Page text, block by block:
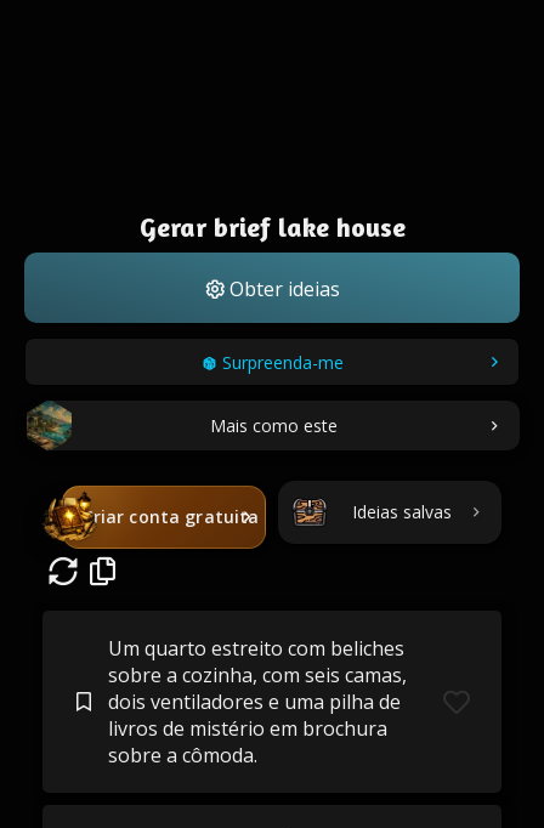
Gerar brief lake house
Obter ideias
Surpreenda-me
Mais como este
Criar conta gratuita Ideias salvas
Um quarto estreito com beliches
sobre a cozinha, com seis camas,
dois ventiladores e uma pilha de
livros de mistério em brochura
sobre a cômoda.